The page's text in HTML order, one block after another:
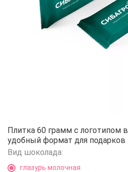
Шоколад с
Плитка 60 грамм с логотипом
удобный формат для подарков
Вид шоколада:
глазурь молочная